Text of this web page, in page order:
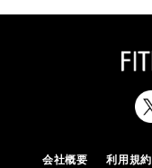
会社概要 利用規約